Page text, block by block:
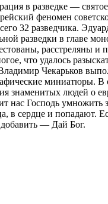
в разведке —
феномен
32 разведчика.
разведки в главе
расстреляны
что удалось
Чекарьков
миниатюры. В
знаменитых людей о
Господь умножить
в сердце и попадают.
добавить — Дай Бог.